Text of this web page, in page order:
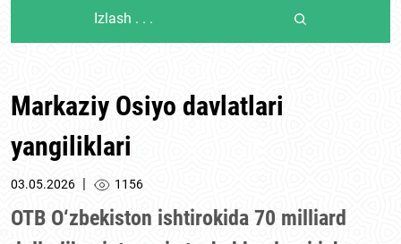
Markaziy Osiyo davlatlari
yangiliklari
03.05.2026 | 1156
OTB O‘zbekiston ishtirokida 70 milliard